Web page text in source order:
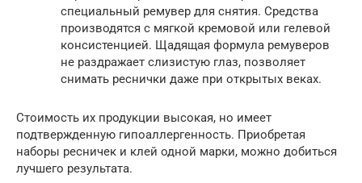
специальный ремувер для снятия. Средства
производятся с мягкой кремовой или гелевой
консистенцией. Щадящая формула ремуверов
не раздражает слизистую глаз, позволяет
снимать реснички даже при открытых веках.
Стоимость их продукции высокая, но имеет
подтвержденную гипоаллергенность. Приобретая
наборы ресничек и клей одной марки, можно добиться
лучшего результата.